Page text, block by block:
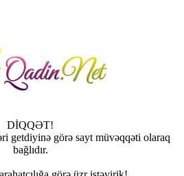
DİQQƏT!
getdiyinə görə sayt müvəqqəti olaraq
bağlıdır.